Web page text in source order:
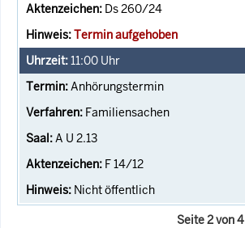
Ds 260/24
Termin aufgehoben
11:00 Uhr
Anhörungstermin
Familiensachen
A U 2.13
F 14/12
Nicht öffentlich
Seite 2 von 4